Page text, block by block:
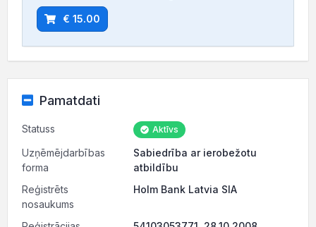
€ 15.00
Pamatdati
Statuss Aktīvs
Uzņēmējdarbības
forma
Sabiedrība ar ierobežotu
atbildību
Reģistrēts
nosaukums
Holm Bank Latvia SIA